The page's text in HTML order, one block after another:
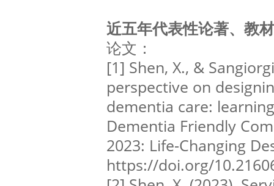
近五年代表性论著、教
论文：
[1] Shen, X., &
perspective on
dementia care:
Dementia Friendly
2023: Life-Changing
https://doi.org/